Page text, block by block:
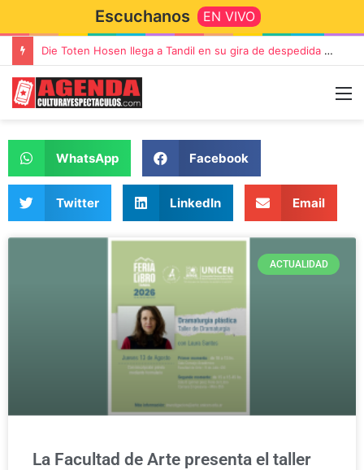
Escuchanos EN VIVO
Die Toten Hosen llega a Tandil en su gira de despedida «Fútbol, Asado, Vino y Adiós Amigos»
WhatsApp Facebook
Twitter LinkedIn Email
ACTUALIDAD
La Facultad de Arte presenta el taller